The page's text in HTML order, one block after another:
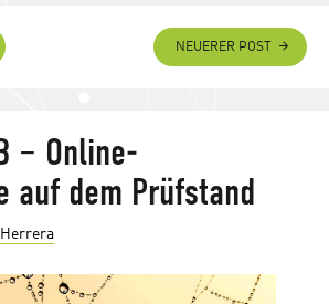
NEUERER POST
– Online-
auf dem Prüfstand